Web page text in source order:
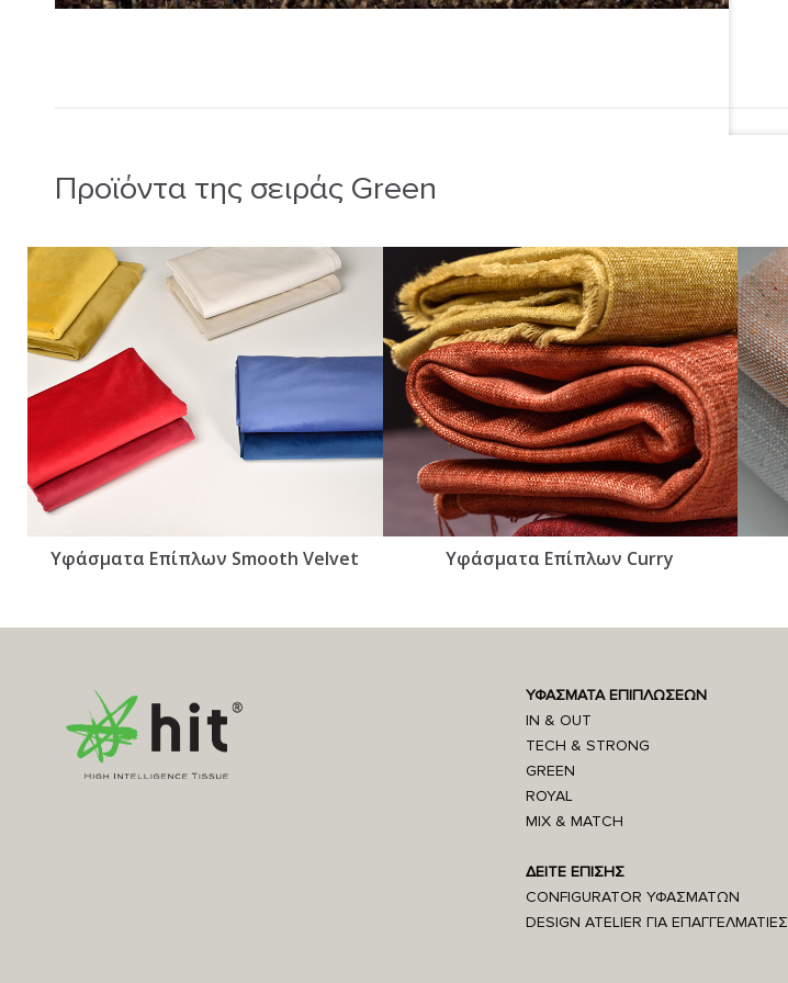
Προϊόντα της σειράς Green
Υφάσματα Επίπλων Smooth Velvet Υφάσματα Επίπλων Curry
ΥΦΑΣΜΑΤΑ ΕΠΙΠΛΩΣΕΩΝ
IN & OUT
TECH & STRONG
GREEN
ROYAL
MIX & MATCH
ΔΕΙΤΕ ΕΠΙΣΗΣ
CONFIGURATOR ΥΦΑΣΜΑΤΩΝ
DESIGN ATELIER ΓΙΑ ΕΠΑΓΓΕΛΜΑΤΙΕΣ